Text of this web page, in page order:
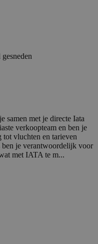
samen met je directe Iata
verkoopteam en ben je
tot vluchten en tarieven
ben je verantwoordelijk voor
met IATA te m...